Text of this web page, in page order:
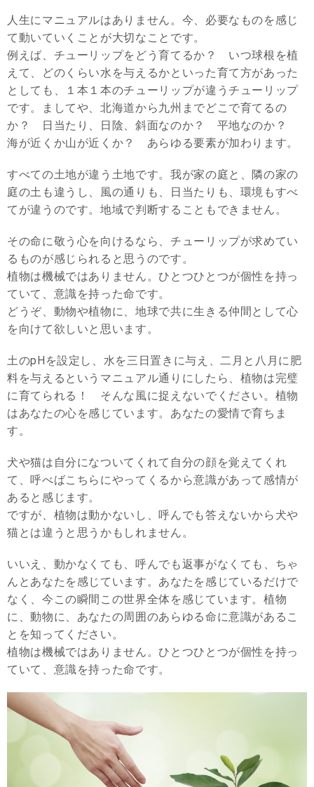
人生にマニュアルはありません。今、必要なものを感じ
て動いていくことが大切なことです。
例えば、チューリップをどう育てるか？ いつ球根を植
えて、どのくらい水を与えるかといった育て方があった
としても、１本１本のチューリップが違うチューリップ
です。ましてや、北海道から九州までどこで育てるの
か？ 日当たり、日陰、斜面なのか？ 平地なのか？
海が近くか山が近くか？ あらゆる要素が加わります。
すべての土地が違う土地です。我が家の庭と、隣の家の
庭の土も違うし、風の通りも、日当たりも、環境もすべ
てが違うのです。地域で判断することもできません。
その命に敬う心を向けるなら、チューリップが求めてい
るものが感じられると思うのです。
植物は機械ではありません。ひとつひとつが個性を持っ
ていて、意識を持った命です。
どうぞ、動物や植物に、地球で共に生きる仲間として心
を向けて欲しいと思います。
土のpHを設定し、水を三日置きに与え、二月と八月に肥
料を与えるというマニュアル通りにしたら、植物は完璧
に育てられる！ そんな風に捉えないでください。植物
はあなたの心を感じています。あなたの愛情で育ちま
す。
犬や猫は自分になついてくれて自分の顔を覚えてくれ
て、呼べばこちらにやってくるから意識があって感情が
あると感じます。
ですが、植物は動かないし、呼んでも答えないから犬や
猫とは違うと思うかもしれません。
いいえ、動かなくても、呼んでも返事がなくても、ちゃ
んとあなたを感じています。あなたを感じているだけで
なく、今この瞬間この世界全体を感じています。植物
に、動物に、あなたの周囲のあらゆる命に意識があるこ
とを知ってください。
植物は機械ではありません。ひとつひとつが個性を持っ
ていて、意識を持った命です。